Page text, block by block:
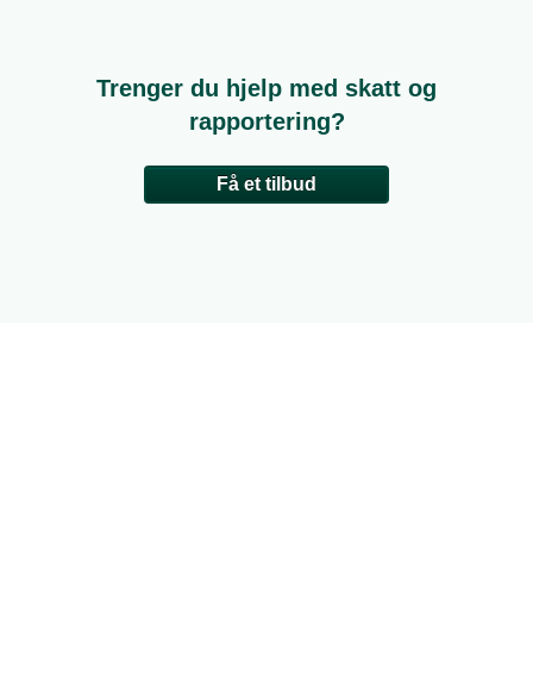
Trenger du hjelp med skatt og
rapportering?
Få et tilbud